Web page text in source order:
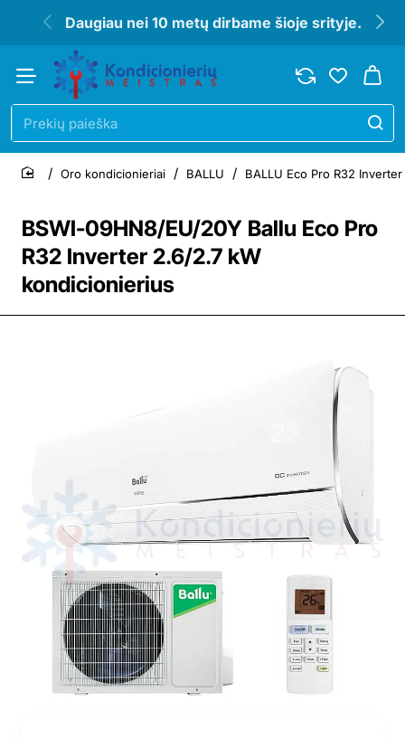
Daugiau nei 10 metų dirbame šioje srityje.
Prekių
paieška
BSWI-09HN8/EU/20Y Ballu Eco Pro
R32 Inverter 2.6/2.7 kW
kondicionierius
home
Oro kondicionieriai BALLU BALLU Eco Pro R32